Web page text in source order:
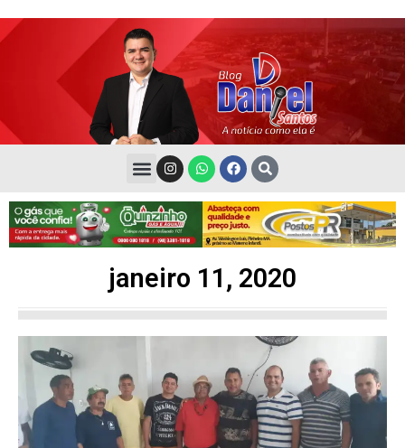
janeiro 11, 2020